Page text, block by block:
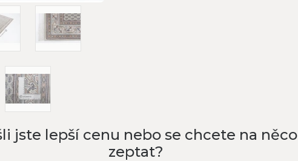
jste lepší cenu nebo se chcete na něco
zeptat?